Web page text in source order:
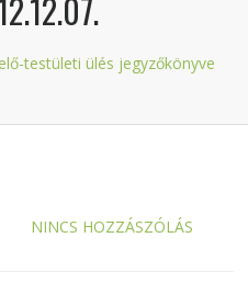
testületi ülés jegyzőkönyve
NINCS HOZZÁSZÓLÁS